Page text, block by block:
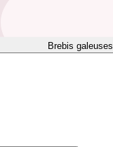
Brebis galeuses